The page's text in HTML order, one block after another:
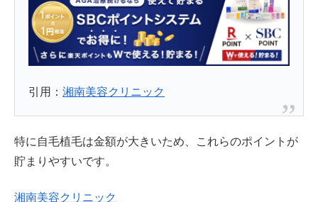
引用：湘南美容クリニック
特に自毛植毛は金額が大きいため、これらのポイントが
貯まりやすいです。
湘南美容クリニック